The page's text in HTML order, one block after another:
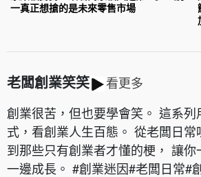
一真正想搶的是未來零售市場
老闆創業笑笑
看更多
創業很苦，但也要學會笑。 這系列
式，看創業人生百態。 從老闆日常
到那些只有創業者才懂的梗， 讓你
一邊成長。 #創業迷因#老闆日常#